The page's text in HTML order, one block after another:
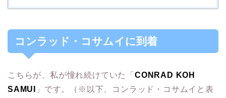
コンラッド・コサムイに到着
こちらが、私が憧れ続けていた「CONRAD KOH
SAMUI
」です。（※以下、コンラッド・コサムイと表